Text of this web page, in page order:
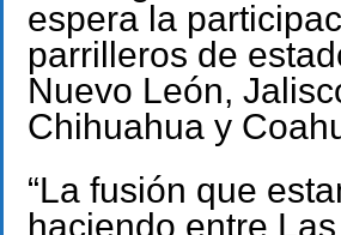
espera la
parrilleros de
Nuevo León,
Chihuahua y
“La fusión que
haciendo entre